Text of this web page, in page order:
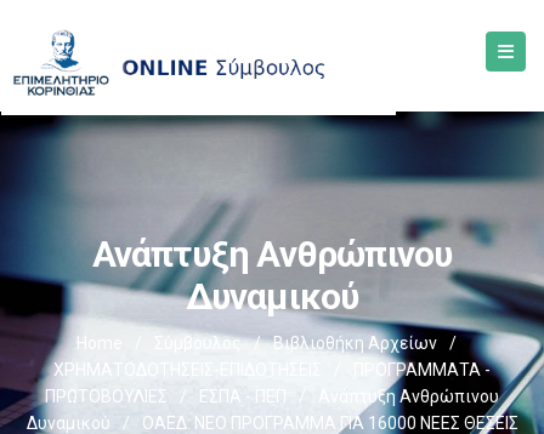
Ανάπτυξη Ανθρώπινου
Δυναμικού
Home Σύμβουλος / Βιβλιοθήκη Αρχείων
/
ΧΡΗΜΑΤΟΔΟΤΗΣΕΙΣ-ΕΠΙΔΟΤΗΣΕΙΣ
ΠΡΟΓΡΑΜΜΑΤΑ -
ΠΡΩΤΟΒΟΥΛΙΕΣ
/ ΕΣΠΑ - ΠΕΠ /
Ανάπτυξη Ανθρώπινου
Δυναμικού
/
ΟΑΕΔ: ΝΕΟ ΠΡΟΓΡΑΜΜΑ ΓΙΑ 16000 ΝΕΕΣ ΘΕΣΕΙΣ